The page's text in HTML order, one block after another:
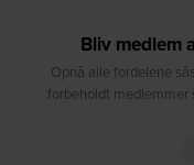
Bliv medlem
Opnå alle fordelene
forbeholdt medlemmer